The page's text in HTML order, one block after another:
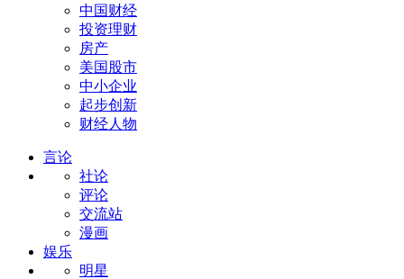
中国财经
投资理财
房产
美国股市
中小企业
起步创新
财经人物
言论
社论
评论
交流站
漫画
娱乐
明星